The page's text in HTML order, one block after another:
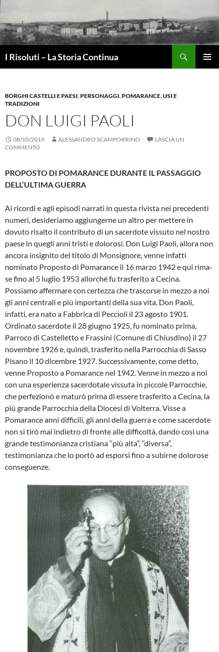
Vai
contenuto
I Risoluti – La Storia Continua
BORGHI CASTELLI E PAESI,PERSONAGGI,POMARANCE,USI E
TRADIZIONI
DON LUIGI PAOLI
08/10/2019 ALESSANDRO SCAMPORRINO
LASCIA UN
COMMENTO
PROPOSTO DI POMARANCE DURANTE IL PASSAGGIO
DELL’ULTIMA GUERRA
Ai ricordi e agli episodi narrati in que­sta rivista nei precedenti
numeri, deside­riamo aggiungerne un altro per mettere in
dovuto risalto il contributo di un sacer­dote vissuto nel nostro
paese in quegli an­ni tristi e dolorosi. Don Luigi Paoli, allora non
ancora insignito del titolo di Monsi­gnore, venne infatti
nominato Proposto di Pomarance il 16 marzo 1942 e qui rima­
se fino al 5 luglio 1953 allorché fu trasfe­rito a Cecina.
Possiamo affermare con certezza che trascorse in mezzo a noi
gli anni centrali e più importanti della sua vi­ta. Don Paoli,
infatti, era nato a Fabbrica di Peccioli il 23 agosto 1901.
Ordinato sa­cerdote il 28 giugno 1925, fu nominato pri­ma,
Parroco di Castelletto e Frassini (Co­mune di Chiusdino) il 27
novembre 1926 e, quindi, trasferito nella Parrocchia di Sasso
Pisano il 10 dicembre 1927. Suc­cessivamente, come detto,
venne Propo­sto a Pomarance nel 1942. Venne in mez­zo a noi
con una esperienza sacerdotale vissuta in piccole Parrocchie,
che perfe­zionò e maturò prima di essere trasferito a Cecina, la
più grande Parrocchia della Diocesi di Volterra. Visse a
Pomarance anni difficili, gli anni della guerra e come sacerdote
non si tirò mai indietro di fron­te alle difficoltà, dando così una
grande testimonianza cristiana ‘‘più alta”, ‘‘diver­sa”,
testimonianza che lo portò ad espor­si fino a subirne dolorose
conseguenze.